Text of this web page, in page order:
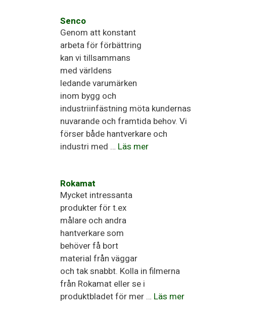
Senco
Genom att konstant
arbeta för förbättring
kan vi tillsammans
med världens
ledande varumärken
inom bygg och
industriinfästning möta kundernas
nuvarande och framtida behov. Vi
förser både hantverkare och
Rokamat
Mycket intressanta
produkter för t.ex
målare och andra
hantverkare som
behöver få bort
material från väggar
och tak snabbt. Kolla in filmerna
från Rokamat eller se i
produktbladet för mer …